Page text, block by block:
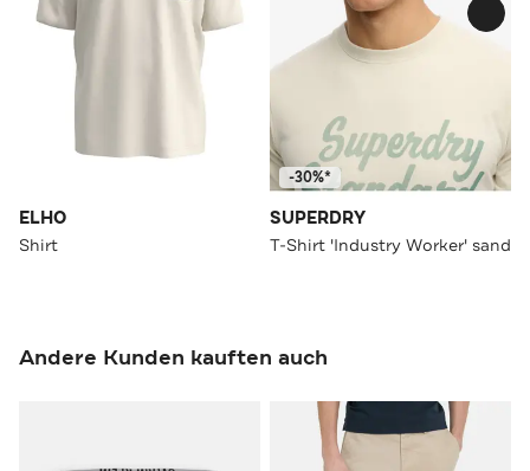
ELHO
Shirt
-30%*
SUPERDRY
T-Shirt 'Industry Worker' sand
Andere Kunden kauften auch